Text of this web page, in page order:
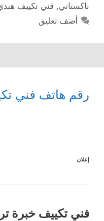
باكستاني, فني تكييف
أضف تعليق
رقم هاتف فني
إعلان
فني تكييف خبرة